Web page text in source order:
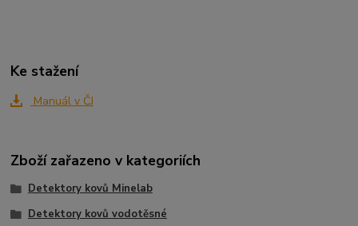
Ke stažení
Manuál v ČJ
Zboží zařazeno v kategoriích
Detektory kovů Minelab
Detektory kovů vodotěsné